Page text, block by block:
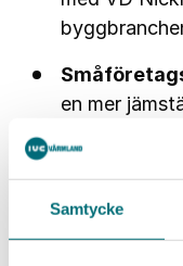
Samtycke
en mer
Vidare till
Prenumerera på